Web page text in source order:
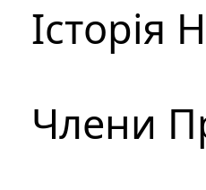
Історія
Члени